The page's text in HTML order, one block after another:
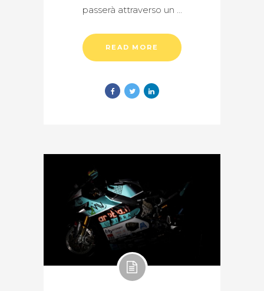
passerà attraverso un
READ MORE